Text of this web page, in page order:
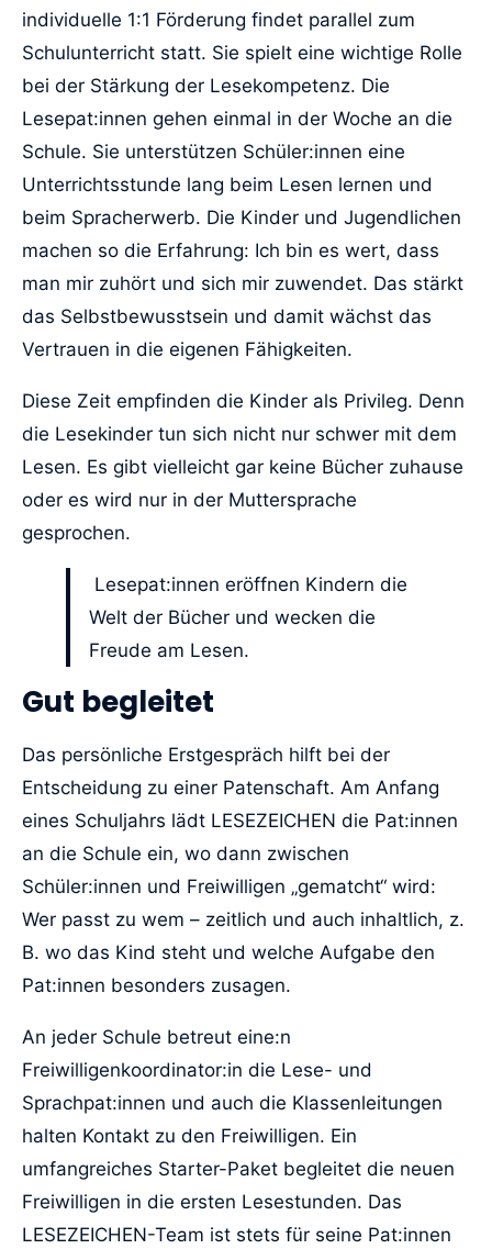
individuelle 1:1 Förderung findet parallel zum
Schulunterricht statt. Sie spielt eine wichtige Rolle
bei der Stärkung der Lesekompetenz. Die
Lesepat:innen gehen einmal in der Woche an die
Schule. Sie unterstützen Schüler:innen eine
Unterrichtsstunde lang beim Lesen lernen und
beim Spracherwerb. Die Kinder und Jugendlichen
machen so die Erfahrung: Ich bin es wert, dass
man mir zuhört und sich mir zuwendet. Das stärkt
das Selbstbewusstsein und damit wächst das
Vertrauen in die eigenen Fähigkeiten.
Diese Zeit empfinden die Kinder als Privileg. Denn
die Lesekinder tun sich nicht nur schwer mit dem
Lesen. Es gibt vielleicht gar keine Bücher zuhause
oder es wird nur in der Muttersprache
gesprochen.
Lesepat:innen eröffnen Kindern die
Welt der Bücher und wecken die
Freude am Lesen.
Gut begleitet
Das persönliche Erstgespräch hilft bei der
Entscheidung zu einer Patenschaft. Am Anfang
eines Schuljahrs lädt LESEZEICHEN die Pat:innen
an die Schule ein, wo dann zwischen
Schüler:innen und Freiwilligen „gematcht“ wird:
Wer passt zu wem – zeitlich und auch inhaltlich, z.
B. wo das Kind steht und welche Aufgabe den
Pat:innen besonders zusagen.
An jeder Schule betreut eine:n
Freiwilligenkoordinator:in die Lese- und
Sprachpat:innen und auch die Klassenleitungen
halten Kontakt zu den Freiwilligen. Ein
umfangreiches Starter-Paket begleitet die neuen
Freiwilligen in die ersten Lesestunden. Das
LESEZEICHEN-Team ist stets für seine Pat:innen